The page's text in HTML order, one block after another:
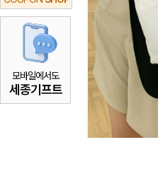
모바일에서도
세종기프트